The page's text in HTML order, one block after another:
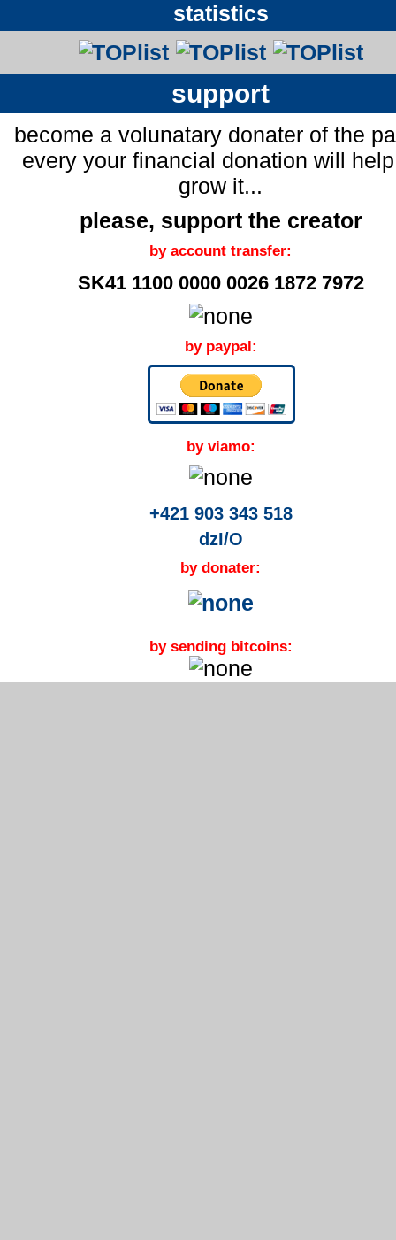
statistics
support
become a volunatary donater of the
every your financial donation will
grow it...
please, support the creator
by account transfer:
SK41 1100 0000 0026 1872 7972
by paypal:
by viamo:
+421 903 343 518
dzI/O
by donater:
by sending bitcoins: